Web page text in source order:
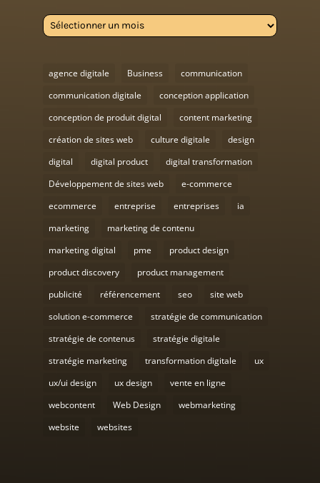
Archives
agence digitale Business
communication
communication digitale
conception application
conception de produit digital
content marketing
création de sites web
culture digitale
design
digital
digital product
digital transformation
Développement de sites web
e-commerce
ecommerce
entreprise entreprises
ia
marketing
marketing de contenu
marketing digital
pme
product design
product discovery
product management
publicité
référencement seo
site web
solution e-commerce
stratégie de communication
stratégie de contenus
stratégie digitale
stratégie marketing
transformation digitale
ux
ux/ui design
ux design
vente en ligne
webcontent
Web Design
webmarketing
website
websites